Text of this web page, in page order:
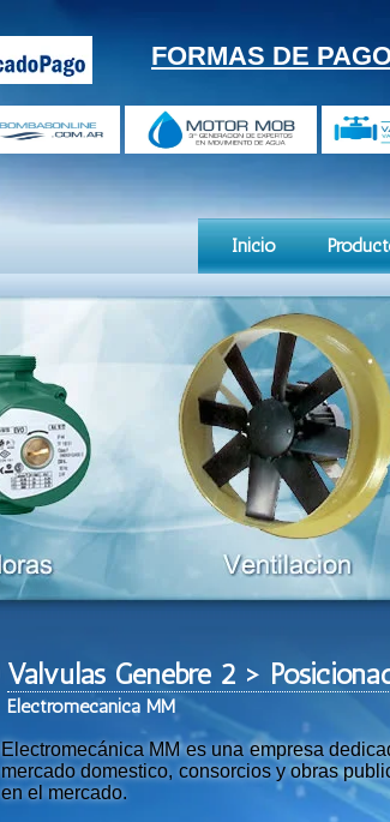
FORMAS DE
Inicio
Valvulas Genebre 2 >
Electromecanica MM
Electromecánica MM es una empresa
mercado domestico, consorcios y obras
en el mercado.